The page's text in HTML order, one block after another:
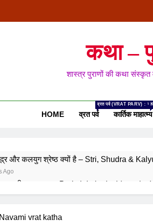
कथा –
शास्त्र पुराणों की कथा संस्कृत
HOME व्रत पर्व
व्रत पर्व (VRAT PARV) :
कार्तिक माहात्म्य
और कलयुग श्रेष्ठ क्यों है – Stri, Shudra &
Ago
एकादशी व्रत कथा – Padmini ekadashi vrat
Navami vrat katha